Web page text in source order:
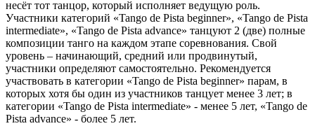
несёт тот танцор, который исполняет ведущую роль.
Участники категорий «Tango de Pista beginner», «Tango de Pista
intermediate», «Tango de Pista advance» танцуют 2 (две) полные
композиции танго на каждом этапе соревнования. Свой
уровень – начинающий, средний или продвинутый,
участники определяют самостоятельно. Рекомендуется
участвовать в категории «Tango de Pista beginner» парам, в
которых хотя бы один из участников танцует менее 3 лет; в
категории «Tango de Pista intermediate» - менее 5 лет, «Tango de
Pista advance» - более 5 лет.